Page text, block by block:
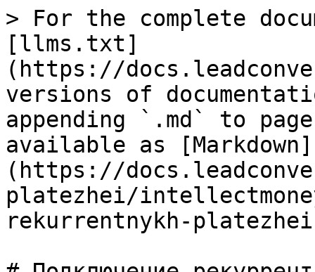
> For the complete
[llms.txt]
(https://
versions of
appending `.md` to
available as [Markdown]
(https://
platezhei/
rekurrentnykh-